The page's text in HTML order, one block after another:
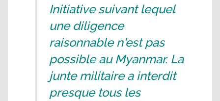
Initiative suivant lequel
une diligence
raisonnable n'est pas
possible au Myanmar. La
junte militaire a interdit
presque tous les